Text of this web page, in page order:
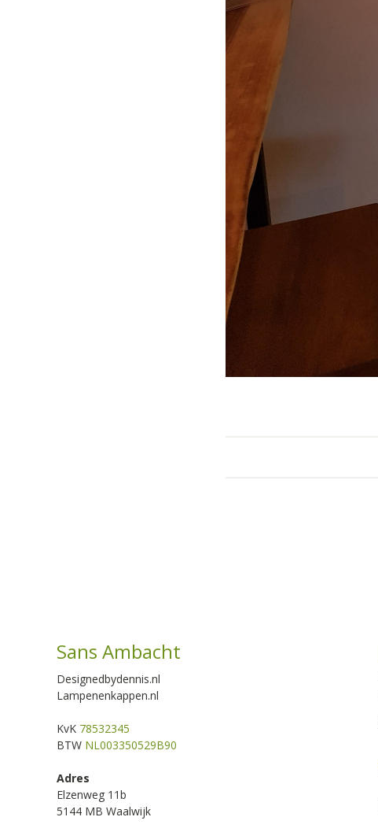
Sans Ambacht
Designedbydennis.nl
Lampenenkappen.nl
KvK 78532345
BTW NL003350529B90
Adres
Elzenweg 11b
5144 MB Waalwijk